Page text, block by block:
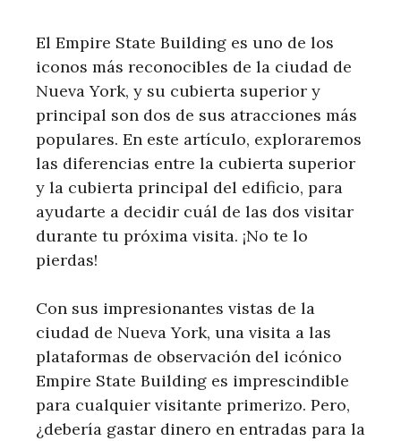
El Empire State Building es uno de los
iconos más reconocibles de la ciudad de
Nueva York, y su cubierta superior y
principal son dos de sus atracciones más
populares. En este artículo, exploraremos
las diferencias entre la cubierta superior
y la cubierta principal del edificio, para
ayudarte a decidir cuál de las dos visitar
durante tu próxima visita. ¡No te lo
pierdas!
Con sus impresionantes vistas de la
ciudad de Nueva York, una visita a las
plataformas de observación del icónico
Empire State Building es imprescindible
para cualquier visitante primerizo. Pero,
¿debería gastar dinero en entradas para la